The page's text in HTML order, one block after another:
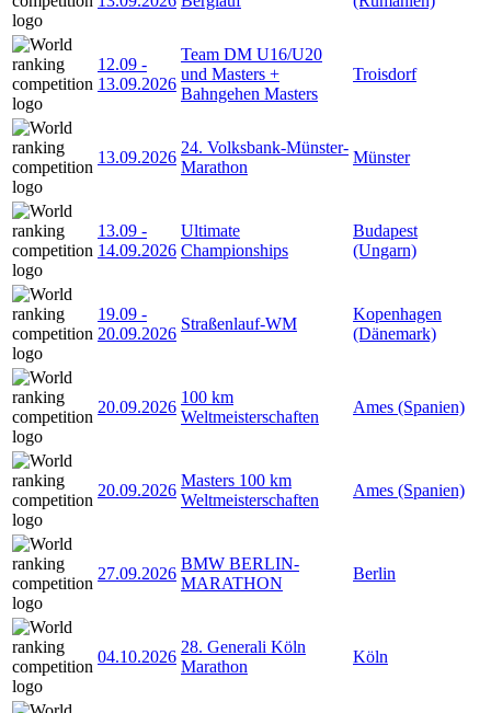
12.09 -
13.09.2026
Team DM U16/U20
und Masters +
Bahngehen Masters
Troisdorf
13.09.2026
24. Volksbank-Münster-
Marathon
Münster
13.09 -
14.09.2026
Ultimate
Championships
Budapest
(Ungarn)
19.09 -
20.09.2026
Straßenlauf-WM
Kopenhagen
(Dänemark)
20.09.2026
100 km
Weltmeisterschaften
Ames (Spanien)
20.09.2026
Masters 100 km
Weltmeisterschaften
Ames (Spanien)
27.09.2026
BMW BERLIN-
MARATHON
Berlin
04.10.2026
28. Generali Köln
Marathon
Köln